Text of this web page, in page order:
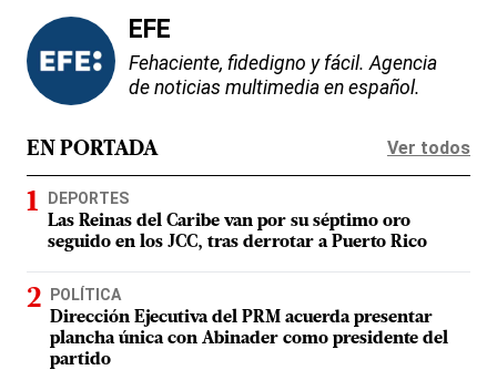
EFE
Fehaciente, fidedigno y fácil. Agencia
de noticias multimedia en español.
EN PORTADA Ver todos
DEPORTES
Las Reinas del Caribe van por su séptimo oro
seguido en los JCC, tras derrotar a Puerto Rico
POLÍTICA
Dirección Ejecutiva del PRM acuerda presentar
plancha única con Abinader como presidente del
partido